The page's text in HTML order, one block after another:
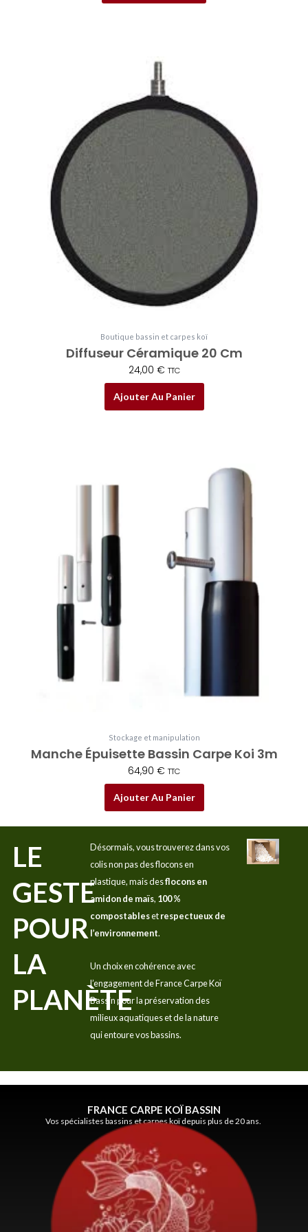
Boutique bassin et carpes koï
Diffuseur Céramique 20 Cm
24,00 € TTC
Ajouter Au Panier
Stockage et manipulation
Manche Épuisette Bassin Carpe Koi 3m
64,90 € TTC
Ajouter Au Panier
LE
GESTE
POUR
LA
PLANÈTE
Désormais, vous trouverez dans vos
colis non pas des flocons en
plastique, mais desflocons en
amidon de maïs, 100 %
compostablesetrespectueux de
l’environnement.
Un choix en cohérence avec
l’engagement de France Carpe Koï
Bassin pour la préservation des
milieux aquatiques et de la nature
qui entoure vos bassins.
FRANCE CARPE KOÏ BASSIN
Vos spécialistes bassins et carpes koï depuis plus de 20 ans.